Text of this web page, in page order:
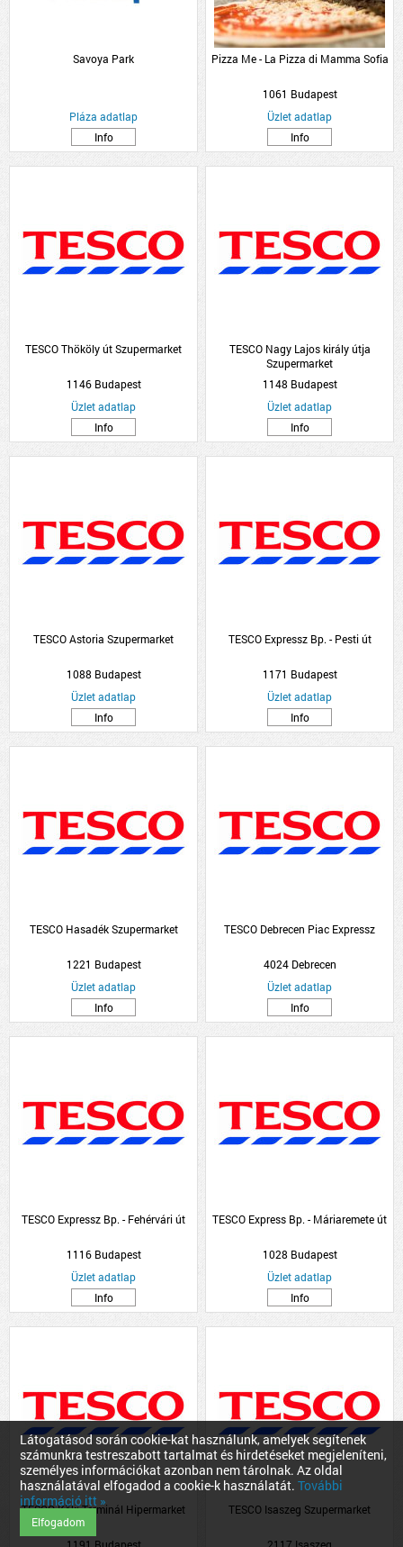
Látogatásod során cookie-kat használunk, amelyek segítenek
számunkra testreszabott tartalmat és hirdetéseket megjeleníteni,
személyes információkat azonban nem tárolnak. Az oldal
használatával elfogadod a cookie-k használatát. További
információ itt »
Elfogadom
Savoya Park
Pláza adatlap
Info
Pizza Me - La Pizza di Mamma Sofia
1061 Budapest
Üzlet adatlap
Info
TESCO Thököly út Szupermarket
1146 Budapest
Üzlet adatlap
Info
TESCO Nagy Lajos király útja
Szupermarket
1148 Budapest
Üzlet adatlap
Info
TESCO Astoria Szupermarket
1088 Budapest
Üzlet adatlap
Info
TESCO Expressz Bp. - Pesti út
1171 Budapest
Üzlet adatlap
Info
TESCO Hasadék Szupermarket
1221 Budapest
Üzlet adatlap
Info
TESCO Debrecen Piac Expressz
4024 Debrecen
Üzlet adatlap
Info
TESCO Expressz Bp. - Fehérvári út
1116 Budapest
Üzlet adatlap
Info
TESCO Express Bp. - Máriaremete út
1028 Budapest
Üzlet adatlap
Info
TESCO Köki Terminál Hipermarket TESCO Isaszeg Szupermarket